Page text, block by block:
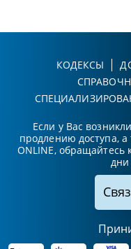
КОДЕКСЫ
Если у Вас
продлению доступа,
ONLINE,
дни